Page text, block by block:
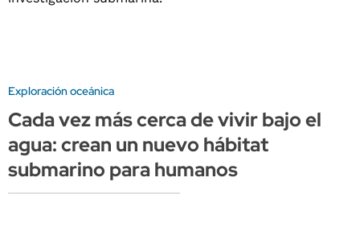
Exploración oceánica
Cada vez más cerca de vivir bajo el
agua: crean un nuevo hábitat
submarino para humanos